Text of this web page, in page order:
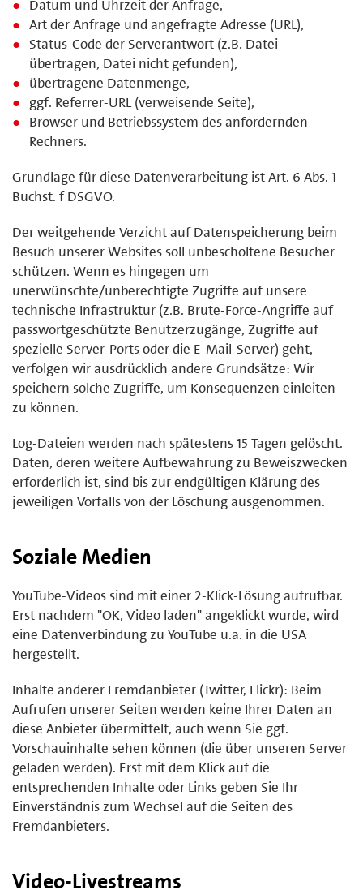
Datum und Uhrzeit der Anfrage,
Art der Anfrage und angefragte Adresse (URL),
Status-Code der Serverantwort (z.B. Datei
übertragen, Datei nicht gefunden),
übertragene Datenmenge,
ggf. Referrer-URL (verweisende Seite),
Browser und Betriebssystem des anfordernden
Rechners.
Grundlage für diese Datenverarbeitung ist Art. 6 Abs. 1
Buchst. f DSGVO.
Der weitgehende Verzicht auf Datenspeicherung beim
Besuch unserer Websites soll unbescholtene Besucher
schützen. Wenn es hingegen um
unerwünschte/unberechtigte Zugriffe auf unsere
technische Infrastruktur (z.B. Brute-Force-Angriffe auf
passwortgeschützte Benutzerzugänge, Zugriffe auf
spezielle Server-Ports oder die E-Mail-Server) geht,
verfolgen wir ausdrücklich andere Grundsätze: Wir
speichern solche Zugriffe, um Konsequenzen einleiten
zu können.
Log-Dateien werden nach spätestens 15 Tagen gelöscht.
Daten, deren weitere Aufbewahrung zu Beweiszwecken
erforderlich ist, sind bis zur endgültigen Klärung des
jeweiligen Vorfalls von der Löschung ausgenommen.
Soziale Medien
YouTube-Videos sind mit einer 2-Klick-Lösung aufrufbar.
Erst nachdem "OK, Video laden" angeklickt wurde, wird
eine Datenverbindung zu YouTube u.a. in die USA
hergestellt.
Inhalte anderer Fremdanbieter (Twitter, Flickr): Beim
Aufrufen unserer Seiten werden keine Ihrer Daten an
diese Anbieter übermittelt, auch wenn Sie ggf.
Vorschauinhalte sehen können (die über unseren Server
geladen werden). Erst mit dem Klick auf die
entsprechenden Inhalte oder Links geben Sie Ihr
Einverständnis zum Wechsel auf die Seiten des
Fremdanbieters.
Video-Livestreams